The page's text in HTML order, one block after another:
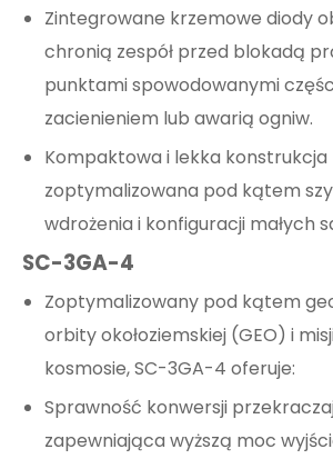
Zintegrowane krzemowe diody
chronią zespół przed blokadą
punktami spowodowanymi
zacienieniem lub awarią ogniw.
Kompaktowa i lekka konstrukcja
zoptymalizowana pod kątem
wdrożenia i konfiguracji małych
SC-3GA-4
Zoptymalizowany pod kątem
orbity okołoziemskiej (GEO) i
kosmosie, SC-3GA-4 oferuje:
Sprawność konwersji
zapewniająca wyższą moc